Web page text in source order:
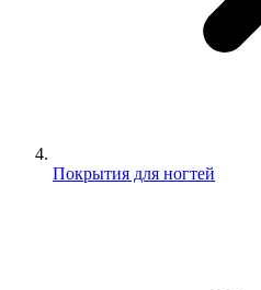
Покрытия для ногтей